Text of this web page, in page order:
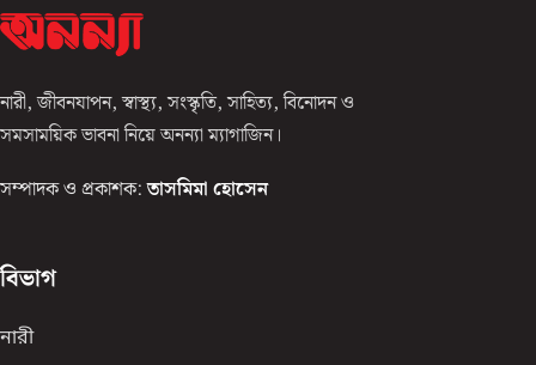
নারী, জীবনযাপন, স্বাস্থ্য, সংস্কৃতি, সাহিত্য, বিনোদন ও
সমসাময়িক ভাবনা নিয়ে অনন্যা ম্যাগাজিন।
সম্পাদক ও প্রকাশক: তাসমিমা হোসেন
বিভাগ
নারী